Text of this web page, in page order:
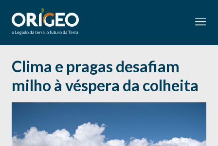
Clima e pragas desafiam
milho à véspera da colheita